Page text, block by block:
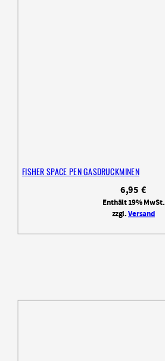
FISHER SPACE PEN GASDRUCKMINEN
6,95€
Enthält 19% MwSt.
zzgl.Versand